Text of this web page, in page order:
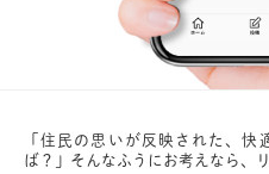
「住民の思いが反映された、
ば？」そんなふうにお考えなら、